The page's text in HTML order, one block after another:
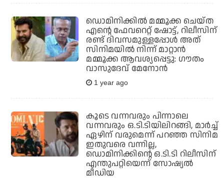
ഡൊമിനിക്കില്‍ മമ്മൂക്ക ചെയ്ത
എന്റെ ഫേവറെറ്റ് ഷോട്ട്, റിലീസിന്
രണ്ട് ദിവസമുള്ളപ്പോള്‍ അത്
സിനിമയില്‍ നിന്ന് മാറ്റാന്‍
മമ്മൂക്ക ആവശ്യപ്പെട്ടു: ഗൗതം
വാസുദേവ് മേനോന്‍
1 year ago
കൂടെ വന്നവരും പിന്നാലെ
വന്നവരും ഒ.ടി.ടിയിലിറങ്ങി, മാര്‍ച്ച്
ഏഴിന് വരുമെന്ന് പറഞ്ഞ സിനിമ
ഇതുവരെ വന്നില്ല,
ഡൊമിനിക്കിന്റെ ഒ.ടി.ടി റിലീസിന്
എന്തുപറ്റിയെന്ന് സോഷ്യല്‍
മീഡിയ